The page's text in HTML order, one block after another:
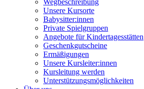
Wegbeschreibung
Unsere Kursorte
Babysitter:innen
Private Spielgruppen
Angebote für Kindertagesstätten
Geschenkgutscheine
Ermäßigungen
Unsere Kursleiter:innen
Kursleitung werden
Unterstützungsmöglichkeiten